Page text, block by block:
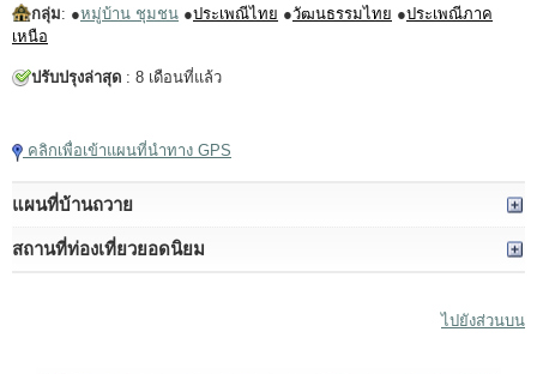
กลุ่ม: ●หมู่บ้าน ชุมชน ●ประเพณีไทย ●วัฒนธรรมไทย ●ประเพณีภาค
เหนือ
ปรับปรุงล่าสุด : 8 เดือนที่แล้ว
คลิกเพื่อเข้าแผนที่นำทาง GPS
แผนที่บ้านถวาย
สถานที่ท่องเที่ยวยอดนิยม
ไปยังส่วนบน